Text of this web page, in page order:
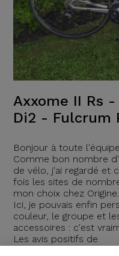
Axxome II Rs
Di2 - Fulcrum
Bonjour à toute
Comme bon nombre
de vélo, j'ai regardé et
fois les sites de
mon choix chez Origine.
Ici, je pouvais enfin
couleur, le groupe et
accessoires : c'est
Les avis positifs de